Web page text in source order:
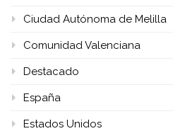
Ciudad Autónoma de Melilla
Comunidad Valenciana
Destacado
España
Estados Unidos